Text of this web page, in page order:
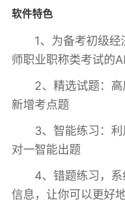
软件特色
1、为备考初级
师职业职称类考试的
2、精选试题：
新增考点题
3、智能练习：
对一智能出题
4、错题练习，
信息，让你可以更好